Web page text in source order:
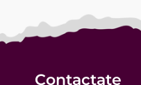
Contactate